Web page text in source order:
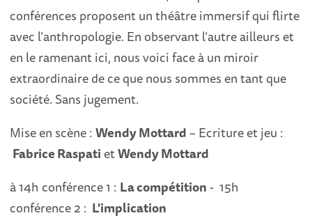
conférences proposent un théâtre immersif qui flirte
avec l’anthropologie. En observant l’autre ailleurs et
en le ramenant ici, nous voici face à un miroir
extraordinaire de ce que nous sommes en tant que
société. Sans jugement.
Mise en scène :Wendy Mottard– Ecriture et jeu :
Fabrice Raspati etWendy Mottard
à 14h conférence 1 : La compétition- 15h
conférence 2 : L'implication